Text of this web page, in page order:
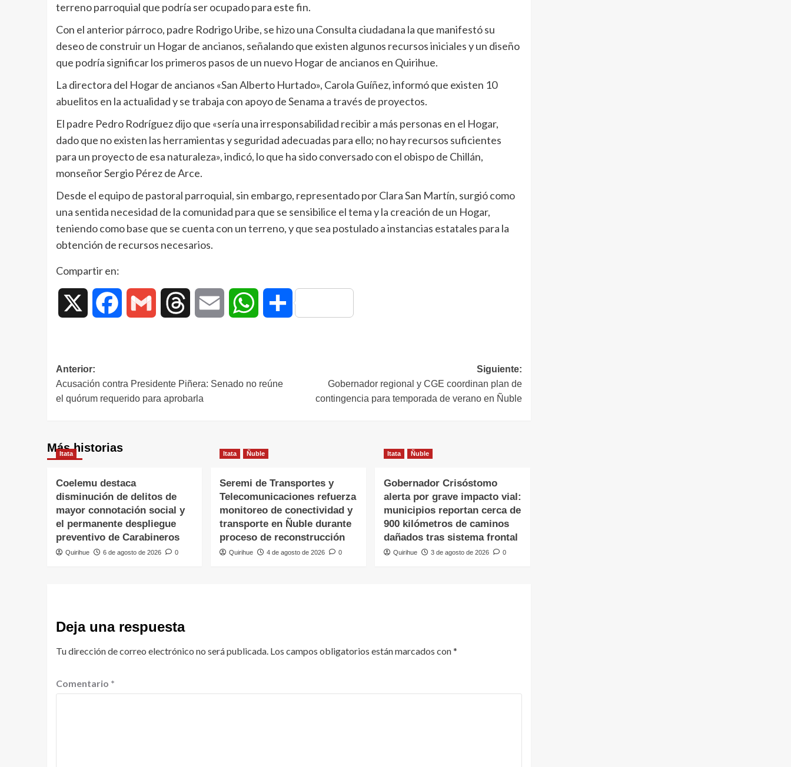
terreno parroquial que podría ser ocupado para este fin.
Con el anterior párroco, padre Rodrigo Uribe, se hizo una Consulta ciudadana la que manifestó su
deseo de construir un Hogar de ancianos, señalando que existen algunos recursos iniciales y un diseño
que podría significar los primeros pasos de un nuevo Hogar de ancianos en Quirihue.
La directora del Hogar de ancianos «San Alberto Hurtado», Carola Guíñez, informó que existen 10
abuelitos en la actualidad y se trabaja con apoyo de Senama a través de proyectos.
El padre Pedro Rodríguez dijo que «sería una irresponsabilidad recibir a más personas en el Hogar,
dado que no existen las herramientas y seguridad adecuadas para ello; no hay recursos suficientes
para un proyecto de esa naturaleza», indicó, lo que ha sido conversado con el obispo de Chillán,
monseñor Sergio Pérez de Arce.
Desde el equipo de pastoral parroquial, sin embargo, representado por Clara San Martín, surgió como
una sentida necesidad de la comunidad para que se sensibilice el tema y la creación de un Hogar,
teniendo como base que se cuenta con un terreno, y que sea postulado a instancias estatales para la
obtención de recursos necesarios.
Compartir en:
Facebook Gmail Threads Email WhatsAppCompartir
Anterior:
Acusación contra Presidente Piñera: Senado no reúne
el quórum requerido para aprobarla
Siguiente:
Gobernador regional y CGE coordinan plan de
contingencia para temporada de verano en Ñuble
Más historias
Itata
Coelemu destaca
disminución de delitos de
mayor connotación social y
el permanente despliegue
preventivo de Carabineros
Quirihue 6 de agosto de 2026 0
Itata Ñuble
Seremi de Transportes y
Telecomunicaciones refuerza
monitoreo de conectividad y
transporte en Ñuble durante
proceso de reconstrucción
Quirihue 4 de agosto de 2026 0
Itata Ñuble
Gobernador Crisóstomo
alerta por grave impacto vial:
municipios reportan cerca de
900 kilómetros de caminos
dañados tras sistema frontal
Quirihue 3 de agosto de 2026 0
Deja una respuesta
Tu dirección de correo electrónico no será publicada. Los campos obligatorios están marcados con*
Comentario *